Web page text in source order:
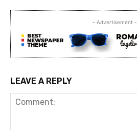
- Advertisement -
LEAVE A REPLY